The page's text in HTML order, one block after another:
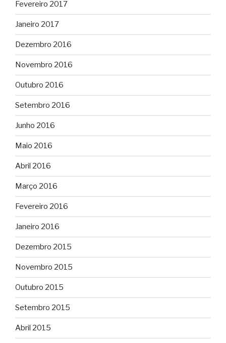
Fevereiro 2017
Janeiro 2017
Dezembro 2016
Novembro 2016
Outubro 2016
Setembro 2016
Junho 2016
Maio 2016
Abril 2016
Março 2016
Fevereiro 2016
Janeiro 2016
Dezembro 2015
Novembro 2015
Outubro 2015
Setembro 2015
Abril 2015